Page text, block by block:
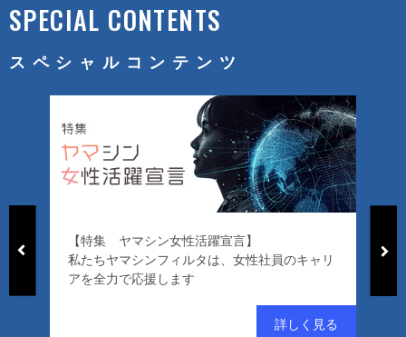
SPECIAL CONTENTS
スペシャルコンテンツ
【特集 ヤマシン女性活躍宣言】
私たちヤマシンフィルタは、女性社員のキャリ
アを全力で応援します